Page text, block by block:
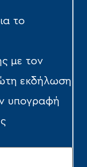
το
με τον
εκδήλωση
υπογραφή